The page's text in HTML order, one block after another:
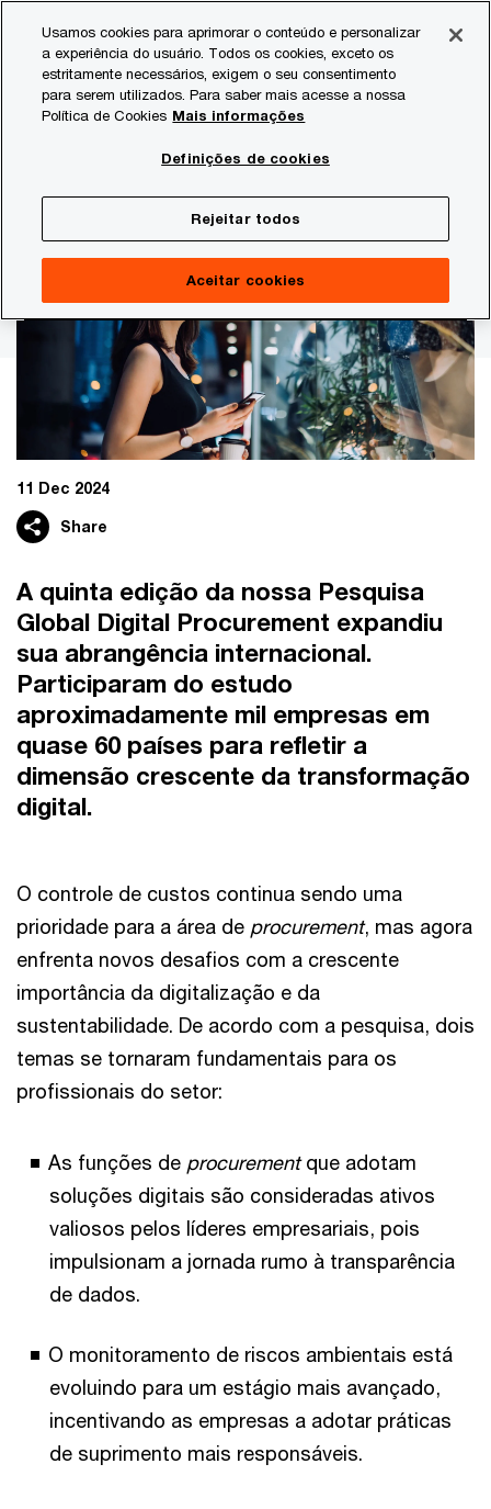
content
footer
Análises, dados e pesquisa
Global Digital Procurement
2024
11 Dec 2024
Share
A quinta edição da nossa Pesquisa
Global Digital Procurement expandiu
sua abrangência internacional.
Participaram do estudo
aproximadamente mil empresas em
quase 60 países para refletir a
dimensão crescente da transformação
digital.
O controle de custos continua sendo uma
prioridade para a área de procurement, mas agora
enfrenta novos desafios com a crescente
importância da digitalização e da
sustentabilidade. De acordo com a pesquisa, dois
temas se tornaram fundamentais para os
profissionais do setor:
As funções de procurementque adotam
soluções digitais são consideradas ativos
valiosos pelos líderes empresariais, pois
impulsionam a jornada rumo à transparência
de dados.
O monitoramento de riscos ambientais está
evoluindo para um estágio mais avançado,
incentivando as empresas a adotar práticas
de suprimento mais responsáveis.
Usamos cookies para aprimorar o conteúdo e personalizar
a experiência do usuário. Todos os cookies, exceto os
estritamente necessários, exigem o seu consentimento
para serem utilizados. Para saber mais acesse a nossa
Política de Cookies Mais informações
Definições de cookies
Rejeitar todos
Aceitar cookies